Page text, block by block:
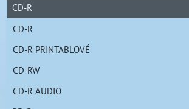
CD-R
CD-R
CD-R PRINTABLOVÉ
CD-RW
CD-R AUDIO